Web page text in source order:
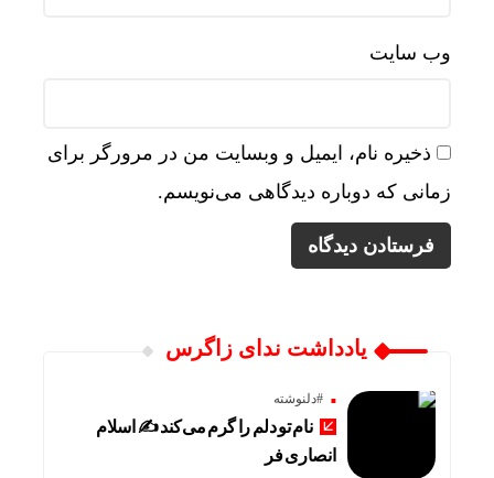
وب‌ سایت
ذخیره نام، ایمیل و وبسایت من در مرورگر برای
زمانی که دوباره دیدگاهی می‌نویسم.
یادداشت ندای زاگرس
#دلنوشته
نام تو دلم را گرم می‌کند ✍️ اسلام
انصاری فر